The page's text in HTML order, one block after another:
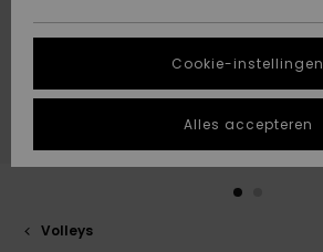
Highlights
Highlights
gesprek om het
snelste
vraag te
krijgen.
Gesprek
DUURZAAMHEID
STORE LOCATOR
Volleys
Cookie-instellingen
Alles accepteren